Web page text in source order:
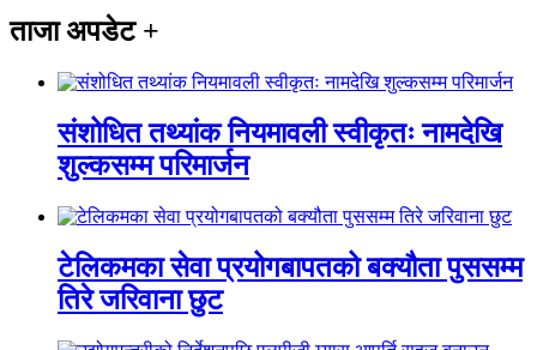
ताजा अपडेट +
संशोधित तथ्यांक नियमावली स्वीकृतः नामदेखि
शुल्कसम्म परिमार्जन
टेलिकमका सेवा प्रयोगबापतको बक्यौता पुससम्म
तिरे जरिवाना छुट